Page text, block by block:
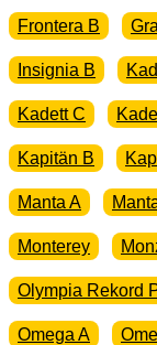
Frontera B
Insignia B
Kadett C
Kapitän B
Manta A
Monterey
Olympia Rekord
Omega A